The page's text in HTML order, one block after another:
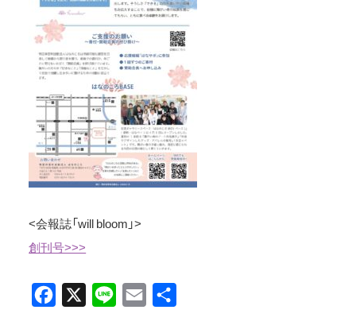
<会報誌「will bloom」>
創刊号>>>
Facebook
X Line Email